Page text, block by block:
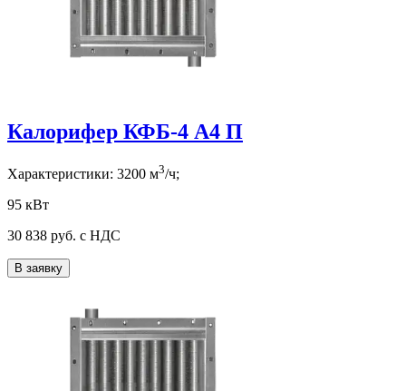
Калорифер КФБ-4 А4 П
Характеристики: 3200 м3/ч;
95 кВт
30 838 руб. с НДС
В заявку